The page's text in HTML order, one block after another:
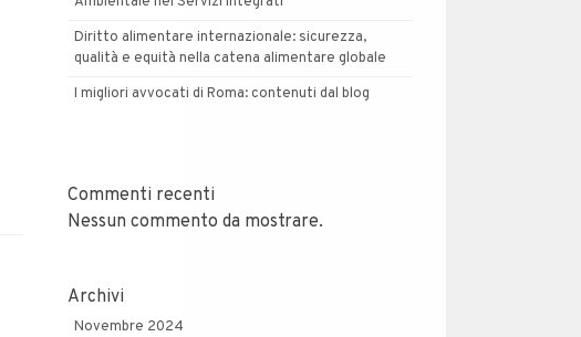
Diritto alimentare internazionale: sicurezza,
qualità e equità nella catena alimentare globale
I migliori avvocati di Roma: contenuti dal blog
Commenti recenti
Nessun commento da mostrare.
Archivi
Novembre 2024